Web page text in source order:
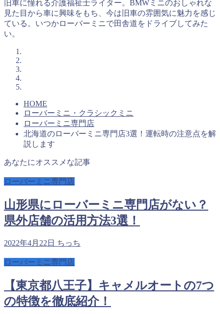
旧車に憧れる介護福祉士ライター。BMWミニのおしゃれな
見た目から車に興味をもち、今は旧車の雰囲気に魅力を感じ
ている。いつかローバーミニで田舎道をドライブしてみた
い。
HOME
ローバーミニ・クラシックミニ
ローバーミニ専門店
北海道のローバーミニ専門店3選！運転時の注意点を解
説します
あなたにオススメな記事
ローバーミニ専門店
山形県にローバーミニ専門店がない？
県外店舗の活用方法3選！
2022年4月22日 ちっち
ローバーミニ専門店
【東京都八王子】キャメルオートの7つ
の特徴を徹底紹介！